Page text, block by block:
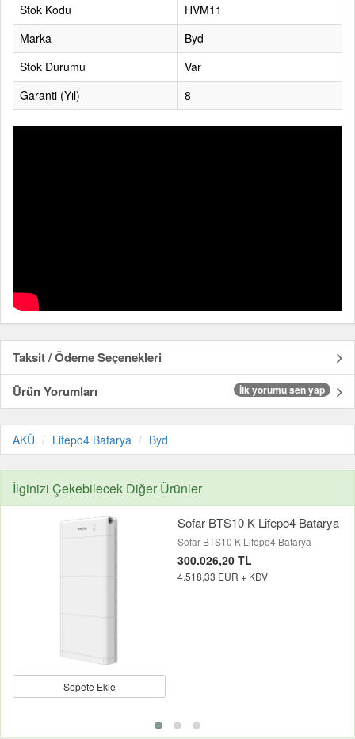
Stok Kodu
HVM11
Marka
Byd
Stok Durumu
Var
Garanti (Yıl)
8
Taksit / Ödeme Seçenekleri
Ürün Yorumları
İlk yorumu sen yap
AKÜ Lifepo4 Batarya Byd
İlginizi Çekebilecek Diğer Ürünler
Sepete Ekle
Sofar BTS10 K Lifepo4 Batarya
Sofar BTS10 K Lifepo4 Batarya
300.026,20 TL
4.518,33 EUR + KDV